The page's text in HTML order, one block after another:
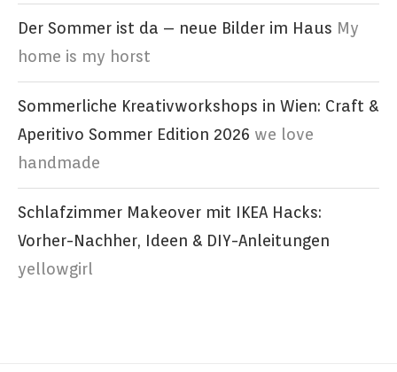
Der Sommer ist da – neue Bilder im Haus My
home is my horst
Sommerliche Kreativworkshops in Wien: Craft &
Aperitivo Sommer Edition 2026 we love
handmade
Schlafzimmer Makeover mit IKEA Hacks:
Vorher-Nachher, Ideen & DIY-Anleitungen
yellowgirl